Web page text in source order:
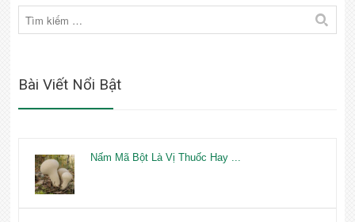
Bài Viết Nổi Bật
Nấm Mã Bột Là Vị Thuốc Hay ...